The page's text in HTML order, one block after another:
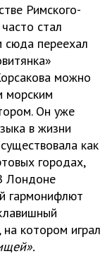
Римского-
стал
сюда переехал
можно
морским
Он уже
в жизни
как
городах,
Лондоне
гармонифлют
котором играл